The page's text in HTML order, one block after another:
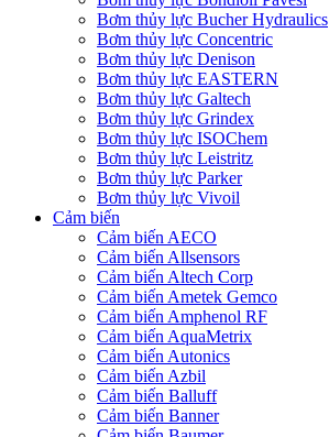
Bơm thủy lực Bucher Hydraulics
Bơm thủy lực Concentric
Bơm thủy lực Denison
Bơm thủy lực EASTERN
Bơm thủy lực Galtech
Bơm thủy lực Grindex
Bơm thủy lực ISOChem
Bơm thủy lực Leistritz
Bơm thủy lực Parker
Bơm thủy lực Vivoil
Cảm biến
Cảm biến AECO
Cảm biến Allsensors
Cảm biến Altech Corp
Cảm biến Ametek Gemco
Cảm biến Amphenol RF
Cảm biến AquaMetrix
Cảm biến Autonics
Cảm biến Azbil
Cảm biến Balluff
Cảm biến Banner